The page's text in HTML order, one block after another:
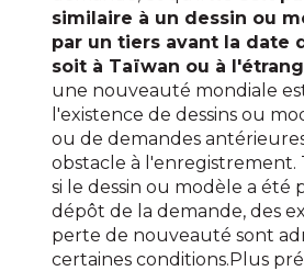
similaire à un dessin ou
par un tiers avant la date
soit à Taïwan ou à
une nouveauté mondiale
l'existence de dessins ou
ou de demandes
obstacle à l'enregistrement.
si le dessin ou modèle a été
dépôt de la demande, des
perte de nouveauté sont
certaines conditions.Plus